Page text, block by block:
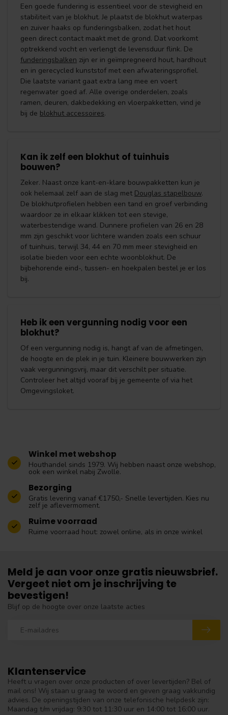
Een goede fundering is essentieel voor de stevigheid en
stabiliteit van je blokhut. Je plaatst de blokhut waterpas
en zuiver haaks op funderingsbalken, zodat het hout
geen direct contact maakt met de grond. Dat voorkomt
optrekkend vocht en verlengt de levensduur flink. De
funderingsbalken zijn er in geïmpregneerd hout, hardhout
en in gerecycled kunststof met een afwateringsprofiel.
Die laatste variant gaat extra lang mee en voert
regenwater goed af. Alle overige onderdelen, zoals
ramen, deuren, dakbedekking en vloerpakketten, vind je
bij de blokhut accessoires.
Kan ik zelf een blokhut of tuinhuis
bouwen?
Zeker. Naast onze kant-en-klare bouwpakketten kun je
ook helemaal zelf aan de slag met Douglas stapelbouw.
De blokhutprofielen hebben een tand en groef verbinding
waardoor ze in elkaar klikken tot een stevige,
waterbestendige wand. Dunnere profielen van 26 en 28
mm zijn geschikt voor lichtere wanden zoals een schuur
of tuinhuis, terwijl 34, 44 en 70 mm meer stevigheid en
isolatie bieden voor een echte woonblokhut. De
bijbehorende eind-, tussen- en hoekpalen bestel je er los
bij.
Heb ik een vergunning nodig voor een
blokhut?
Of een vergunning nodig is, hangt af van de afmetingen,
de hoogte en de plek in je tuin. Kleinere bouwwerken zijn
vaak vergunningsvrij, maar dit verschilt per situatie.
Controleer het altijd vooraf bij je gemeente of via het
Omgevingsloket.
Winkel met webshop
Houthandel sinds 1979. Wij hebben naast onze webshop,
ook een winkel nabij Zwolle.
Bezorging
Gratis levering vanaf €1750,- Snelle levertijden. Kies nu
zelf je aflevermoment.
Ruime voorraad
Ruime voorraad hout: zowel online, als in onze winkel
Klantenservice
Heeft u vragen over onze producten of over levertijden? Bel of
mail ons! Wij staan u graag te woord en geven graag vakkundig
advies. De openingstijden van onze telefonische helpdesk zijn:
Maandag t/m vrijdag: 9:30 tot 11:30 uur en 14:00 tot 16:00 uur.
Meld je aan voor onze gratis nieuwsbrief.
Vergeet niet om je inschrijving te
bevestigen!
Blijf op de hoogte over onze laatste acties